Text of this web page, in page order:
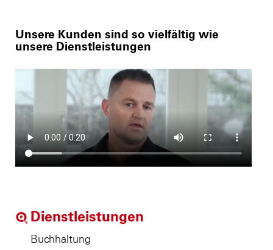
Unsere Kunden sind so vielfältig wie
unsere Dienstleistungen
Dienstleistungen
Buchhaltung